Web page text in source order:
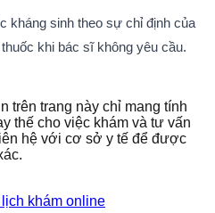
kháng sinh theo sự chỉ định của
khi bác sĩ không yêu cầu.
trên trang này chỉ mang tính
thế cho việc khám và tư vấn
hệ với cơ sở y tế để được
khám online